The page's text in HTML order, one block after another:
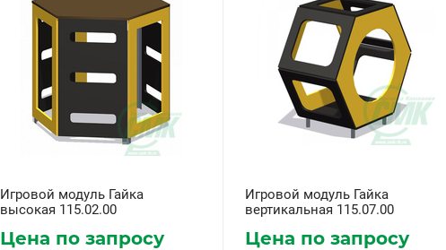
Игровой модуль Гайка
высокая 115.02.00
Цена по запросу
Игровой модуль Гайка
вертикальная 115.07.00
Цена по запросу